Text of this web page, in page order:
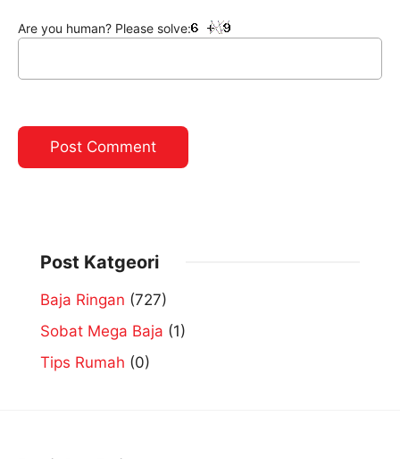
Are you human? Please solve:
Post Katgeori
Baja Ringan (727)
Sobat Mega Baja (1)
Tips Rumah (0)